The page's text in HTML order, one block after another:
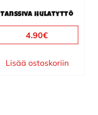
Tanssiva Hulatyttö
4.90€
Lisää ostoskoriin